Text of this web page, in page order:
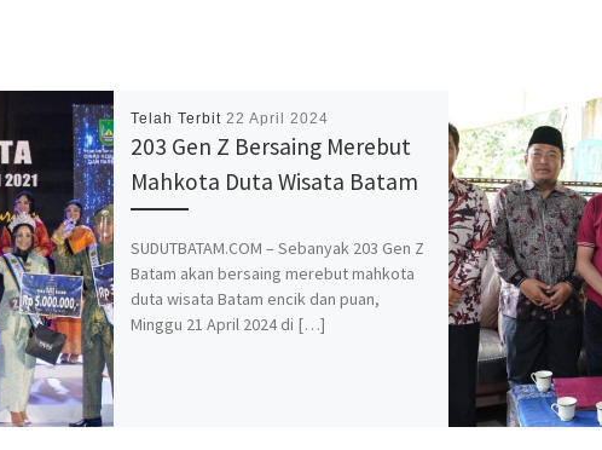
Telah Terbit 22 April 2024
203 Gen Z Bersaing Merebut
Mahkota Duta Wisata Batam
SUDUTBATAM.COM – Sebanyak 203 Gen Z
Batam akan bersaing merebut mahkota
duta wisata Batam encik dan puan,
Minggu 21 April 2024 di […]